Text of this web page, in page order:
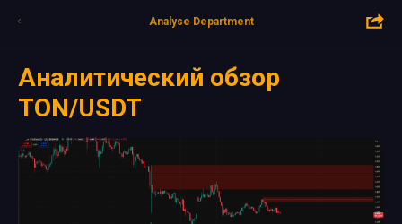
Analyse Department
Аналитический обзор
TON/USDT